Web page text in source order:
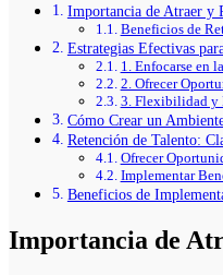
Importancia de Atraer y
Beneficios de
Estrategias Efectivas
1. Enfocarse en
2. Ofrecer
3. Flexibilidad y
Cómo Crear un
Retención de Talento:
Ofrecer
Implementar
Beneficios de
Importancia de